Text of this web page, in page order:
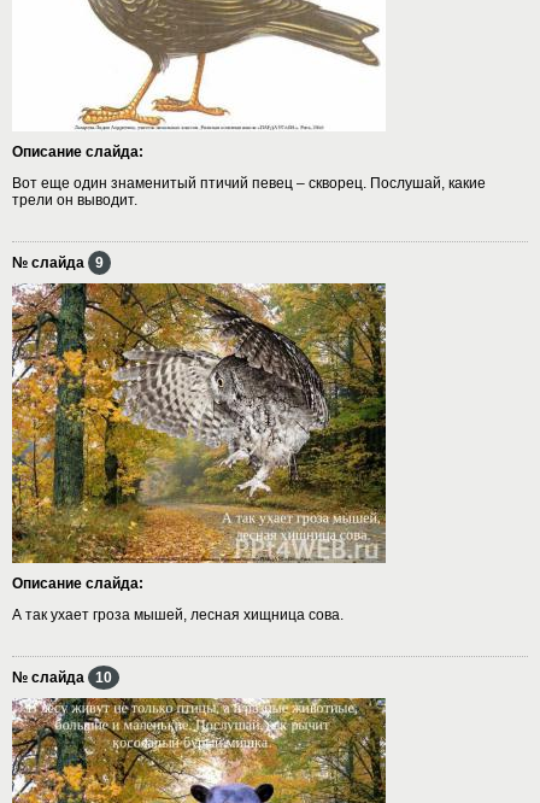
Описание слайда:
Вот еще один знаменитый птичий певец – скворец. Послушай, какие
трели он выводит.
№ слайда 9
Описание слайда:
А так ухает гроза мышей, лесная хищница сова.
№ слайда 10